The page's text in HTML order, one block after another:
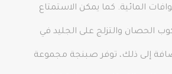
المائية. كما يمكن الاستمتاع
الحصان والتزلج على الجليد في
إلى ذلك، توفر صبنجة مجموعة